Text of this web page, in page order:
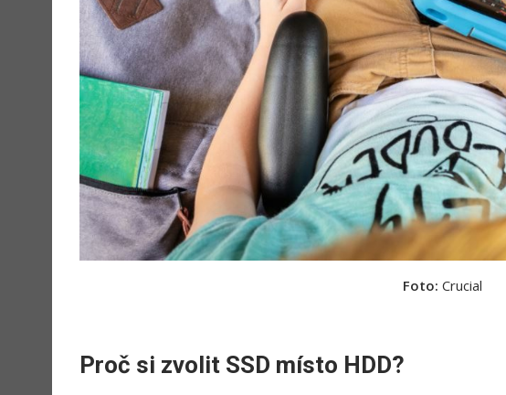
Foto: Crucial
Proč si zvolit SSD místo HDD?